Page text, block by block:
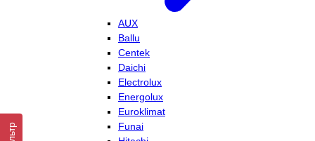
AUX
Ballu
Centek
Daichi
Electrolux
Energolux
Euroklimat
Funai